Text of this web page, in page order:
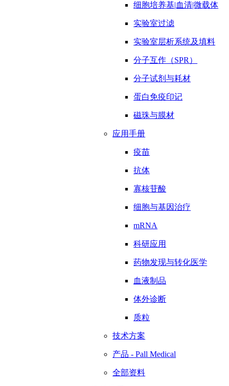
细胞培养基|血清|微载体
实验室过滤
实验室层析系统及填料
分子互作（SPR）
分子试剂与耗材
蛋白免疫印记
磁珠与膜材
应用手册
疫苗
抗体
寡核苷酸
细胞与基因治疗
mRNA
科研应用
药物发现与转化医学
血液制品
体外诊断
质粒
技术方案
产品 - Pall Medical
全部资料